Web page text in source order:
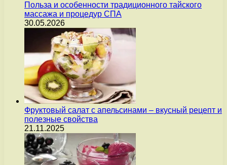
Польза и особенности традиционного тайского
массажа и процедур СПА
30.05.2026
Фруктовый салат с апельсинами – вкусный рецепт и
полезные свойства
21.11.2025